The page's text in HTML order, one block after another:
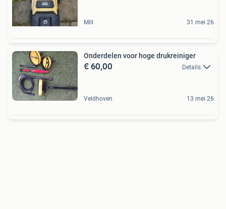
Mill 31 mei 26
Onderdelen voor hoge drukreiniger
€ 60,00 Details
Veldhoven 13 mei 26